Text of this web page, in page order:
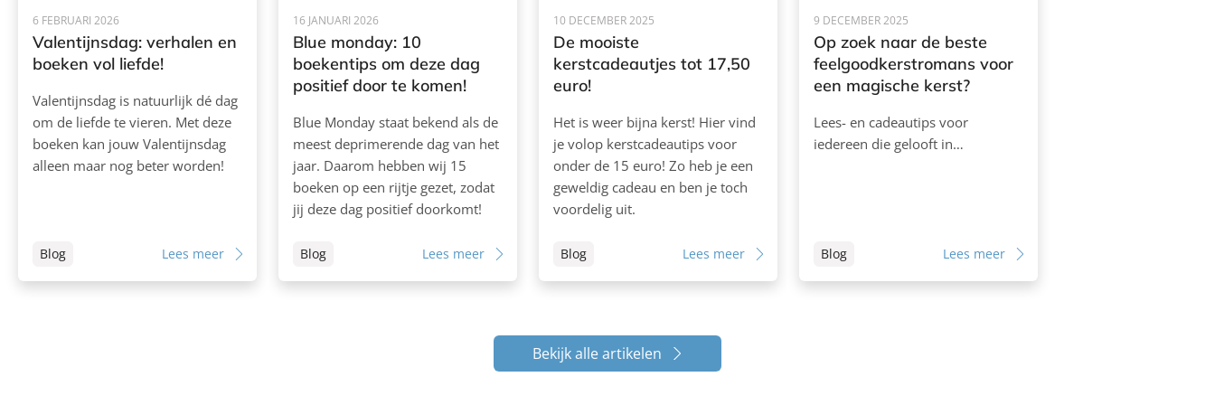
6 FEBRUARI 2026
Valentijnsdag: verhalen en
boeken vol liefde!
Valentijnsdag is natuurlijk dé dag
om de liefde te vieren. Met deze
boeken kan jouw Valentijnsdag
alleen maar nog beter worden!
Blog Lees meer
16 JANUARI 2026
Blue monday: 10
boekentips om deze dag
positief door te komen!
Blue Monday staat bekend als de
meest deprimerende dag van het
jaar. Daarom hebben wij 15
boeken op een rijtje gezet, zodat
jij deze dag positief doorkomt!
Blog Lees meer
10 DECEMBER 2025
De mooiste
kerstcadeautjes tot 17,50
euro!
Het is weer bijna kerst! Hier vind
je volop kerstcadeautips voor
onder de 15 euro! Zo heb je een
geweldig cadeau en ben je toch
voordelig uit.
Blog Lees meer
9 DECEMBER 2025
Op zoek naar de beste
feelgoodkerstromans voor
een magische kerst?
Lees- en cadeautips voor
iedereen die gelooft in…
Blog Lees meer
Bekijk alle artikelen